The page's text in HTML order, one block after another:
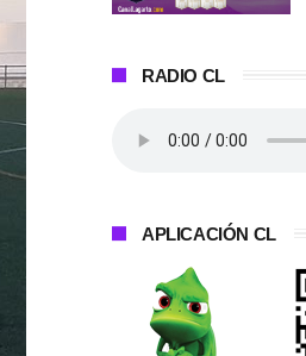
RADIO CL
APLICACIÓN CL